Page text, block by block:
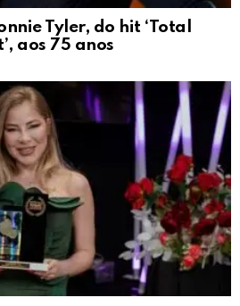
Tyler, do hit ‘Total
aos 75 anos